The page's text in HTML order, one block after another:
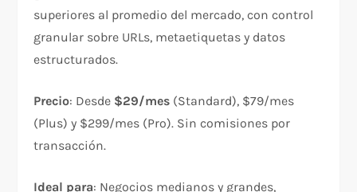
superiores al promedio del mercado, con control
granular sobre URLs, metaetiquetas y datos
estructurados.
Precio: Desde $29/mes (Standard), $79/mes
(Plus) y $299/mes (Pro). Sin comisiones por
transacción.
Ideal para: Negocios medianos y grandes,